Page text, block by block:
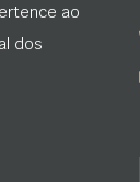
ao
dos